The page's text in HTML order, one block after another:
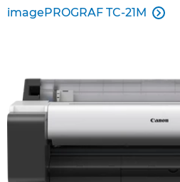
imagePROGRAF TC-21M 